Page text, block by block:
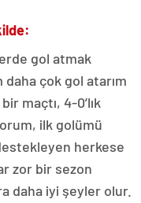
gol atmak
daha çok gol atarım
maçtı, 4-0’lık
ilk golümü
herkese
zor bir sezon
daha iyi şeyler olur.